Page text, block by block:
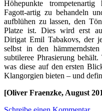
Höhepunkte trompetenartig
Fagott-artig zu behandeln
aufblühen zu lassen, den
Platze ist. Dies wird erst
Dirigat Emil Tabakovs, der
selbst in den
subtileree Phrasierung
was diese auf den ersten
Klangorgien bieten – und
[Oliver Fraenzke, August